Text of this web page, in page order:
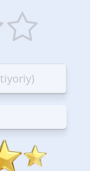
stars
—
Excellent